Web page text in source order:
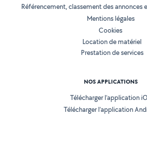
Référencement, classement des annonces
Mentions légales
Cookies
Location de matériel
Prestation de services
NOS APPLICATIONS
Télécharger l’application
Télécharger l’application